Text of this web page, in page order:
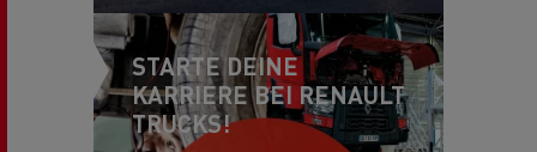
STARTE DEINE
KARRIERE BEI RENAULT
TRUCKS!